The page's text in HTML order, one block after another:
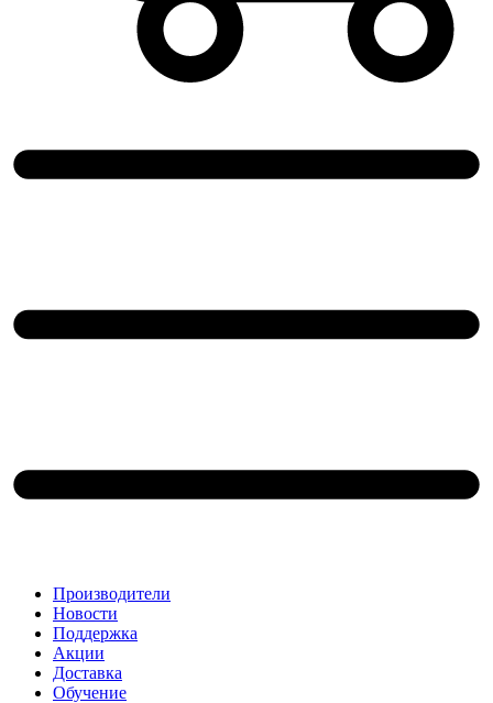
Производители
Новости
Поддержка
Акции
Доставка
Обучение